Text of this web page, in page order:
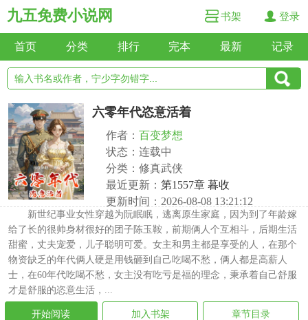
九五免费小说网 书架 登录
首页 分类 排行 完本 最新 记录
六零年代恣意活着
作者： 百变梦想
状态：连载中
分类：修真武侠
最近更新： 第1557章 暮收
更新时间：2026-08-08 13:21:12
新世纪事业女性穿越为阮眠眠，逃离原生家庭，因为到了年龄嫁
给了长的很帅身材很好的团子陈玉鞍，前期俩人个互相斗，后期生活
甜蜜，丈夫宠爱，儿子聪明可爱。女主和男主都是享受的人，在那个
物资缺乏的年代俩人硬是用钱砸到自己吃喝不愁，俩人都是高薪人
士，在60年代吃喝不愁，女主没有吃亏是福的理念，秉承着自己舒服
才是舒服的恣意生活，...
开始阅读 加入书架 章节目录